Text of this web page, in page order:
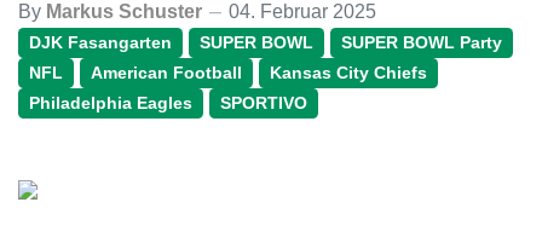
By Markus Schuster 04. Februar 2025
DJK Fasangarten SUPER BOWL
SUPER BOWL Party
NFL
American Football
Kansas City Chiefs
Philadelphia Eagles
SPORTIVO